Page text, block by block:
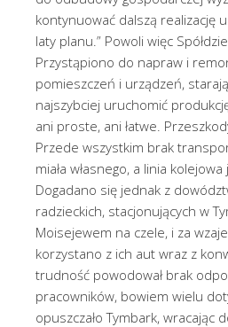
kontynuować dalszą realizację
laty planu.” Powoli więc
Przystąpiono do napraw i
pomieszczeń i urządzeń,
najszybciej uruchomić
ani proste, ani łatwe.
Przede wszystkim brak
miała własnego, a linia kolejowa
Dogadano się jednak z
radzieckich, stacjonujących w
Moisejewem na czele, i za
korzystano z ich aut wraz z
trudność powodował brak
pracowników, bowiem wielu
opuszczało Tymbark, wracając